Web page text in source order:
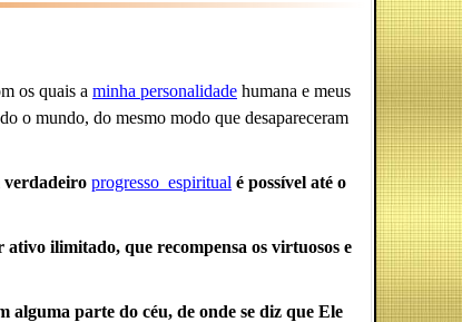
os quais a minha personalidade humana e meus
o mundo, do mesmo modo que desapareceram
verdadeiro progresso_espiritual é possível até o
ilimitado, que recompensa os virtuosos e
alguma parte do céu, de onde se diz que Ele